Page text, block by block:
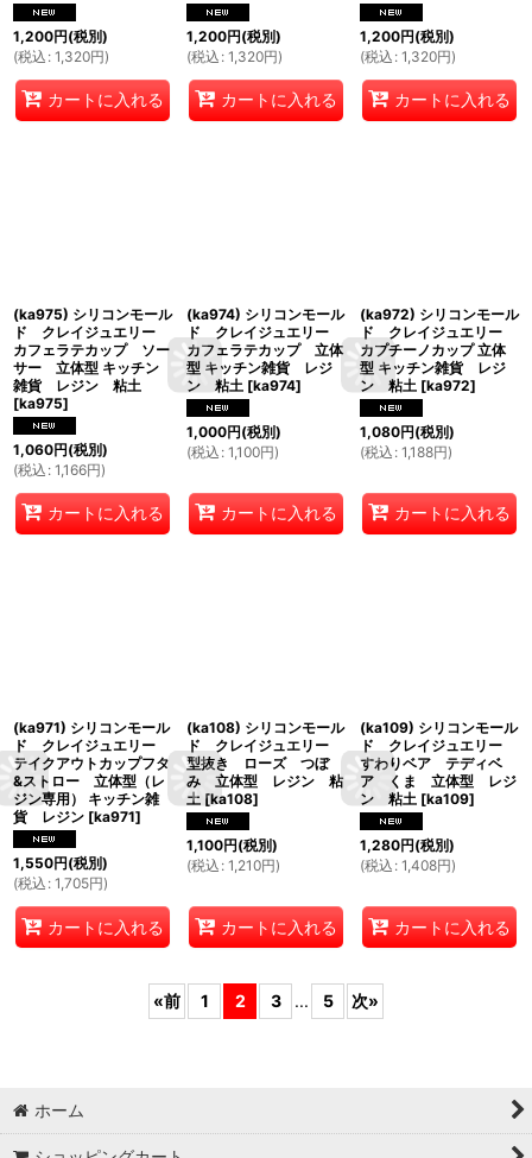
1,200円(税別)
(税込 : 1,320円)
カートに入れる
1,200円(税別)
(税込 : 1,320円)
カートに入れる
1,200円(税別)
(税込 : 1,320円)
カートに入れる
(ka975) シリコンモール
ド クレイジュエリー
カフェラテカップ ソー
サー 立体型 キッチン
雑貨 レジン 粘土
[ka975]
1,060円(税別)
(税込 : 1,166円)
カートに入れる
(ka974) シリコンモール
ド クレイジュエリー
カフェラテカップ 立体
型 キッチン雑貨 レジ
ン 粘土 [ka974]
1,000円(税別)
(税込 : 1,100円)
カートに入れる
(ka972) シリコンモール
ド クレイジュエリー
カプチーノカップ 立体
型 キッチン雑貨 レジ
ン 粘土 [ka972]
1,080円(税別)
(税込 : 1,188円)
カートに入れる
(ka971) シリコンモール
ド クレイジュエリー
テイクアウトカップフタ
&ストロー 立体型（レ
ジン専用） キッチン雑
貨 レジン [ka971]
1,550円(税別)
(税込 : 1,705円)
カートに入れる
(ka108) シリコンモール
ド クレイジュエリー
型抜き ローズ つぼ
み 立体型 レジン 粘
土 [ka108]
1,100円(税別)
(税込 : 1,210円)
カートに入れる
(ka109) シリコンモール
ド クレイジュエリー
すわりベア テディベ
ア くま 立体型 レジ
ン 粘土 [ka109]
1,280円(税別)
(税込 : 1,408円)
カートに入れる
«前 1 2 3 ... 5 次»
ホーム